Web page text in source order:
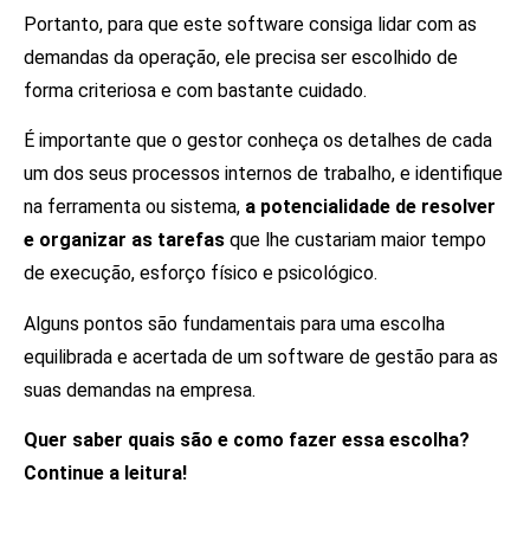
Portanto, para que este software consiga lidar com as
demandas da operação, ele precisa ser escolhido de
forma criteriosa e com bastante cuidado.
É importante que o gestor conheça os detalhes de cada
um dos seus processos internos de trabalho, e identifique
na ferramenta ou sistema, a potencialidade de resolver
e organizar as tarefas que lhe custariam maior tempo
de execução, esforço físico e psicológico.
Alguns pontos são fundamentais para uma escolha
equilibrada e acertada de um software de gestão para as
suas demandas na empresa.
Quer saber quais são e como fazer essa escolha?
Continue a leitura!